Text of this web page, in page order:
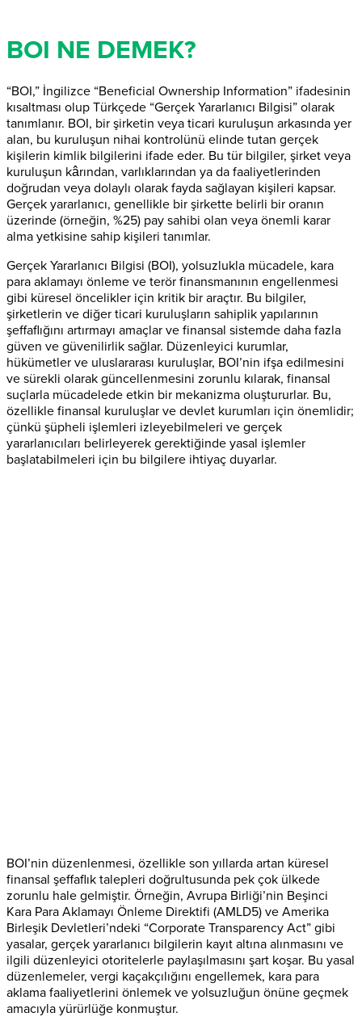
BOI NE DEMEK?
“BOI,” İngilizce “Beneficial Ownership Information” ifadesinin
kısaltması olup Türkçede “Gerçek Yararlanıcı Bilgisi” olarak
tanımlanır. BOI, bir şirketin veya ticari kuruluşun arkasında yer
alan, bu kuruluşun nihai kontrolünü elinde tutan gerçek
kişilerin kimlik bilgilerini ifade eder. Bu tür bilgiler, şirket veya
kuruluşun kârından, varlıklarından ya da faaliyetlerinden
doğrudan veya dolaylı olarak fayda sağlayan kişileri kapsar.
Gerçek yararlanıcı, genellikle bir şirkette belirli bir oranın
üzerinde (örneğin, %25) pay sahibi olan veya önemli karar
alma yetkisine sahip kişileri tanımlar.
Gerçek Yararlanıcı Bilgisi (BOI), yolsuzlukla mücadele, kara
para aklamayı önleme ve terör finansmanının engellenmesi
gibi küresel öncelikler için kritik bir araçtır. Bu bilgiler,
şirketlerin ve diğer ticari kuruluşların sahiplik yapılarının
şeffaflığını artırmayı amaçlar ve finansal sistemde daha fazla
güven ve güvenilirlik sağlar. Düzenleyici kurumlar,
hükümetler ve uluslararası kuruluşlar, BOI’nin ifşa edilmesini
ve sürekli olarak güncellenmesini zorunlu kılarak, finansal
suçlarla mücadelede etkin bir mekanizma oluştururlar. Bu,
özellikle finansal kuruluşlar ve devlet kurumları için önemlidir;
çünkü şüpheli işlemleri izleyebilmeleri ve gerçek
yararlanıcıları belirleyerek gerektiğinde yasal işlemler
başlatabilmeleri için bu bilgilere ihtiyaç duyarlar.
BOI’nin düzenlenmesi, özellikle son yıllarda artan küresel
finansal şeffaflık talepleri doğrultusunda pek çok ülkede
zorunlu hale gelmiştir. Örneğin, Avrupa Birliği’nin Beşinci
Kara Para Aklamayı Önleme Direktifi (AMLD5) ve Amerika
Birleşik Devletleri’ndeki “Corporate Transparency Act” gibi
yasalar, gerçek yararlanıcı bilgilerin kayıt altına alınmasını ve
ilgili düzenleyici otoritelerle paylaşılmasını şart koşar. Bu yasal
düzenlemeler, vergi kaçakçılığını engellemek, kara para
aklama faaliyetlerini önlemek ve yolsuzluğun önüne geçmek
amacıyla yürürlüğe konmuştur.